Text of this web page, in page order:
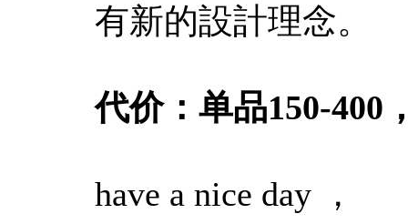
有新的設計理念。
代价：单品150-400
have a nice day ，